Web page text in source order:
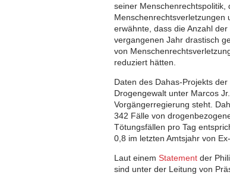
seiner Menschenrechtspolitik,
Menschenrechtsverletzungen
erwähnte, dass die Anzahl
vergangenen Jahr drastisch
von
reduziert hätten.
Daten des Dahas-Projekts
Drogengewalt unter Marcos
Vorgängerregierung steht.
342 Fälle von
Tötungsfällen pro Tag
0,8 im letzten Amtsjahr von
Laut einem Statement der
sind unter der Leitung von